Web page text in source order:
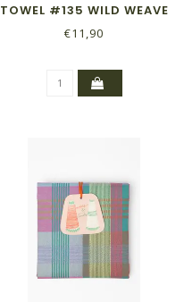
TOWEL #135 WILD WEAVE
€11,90